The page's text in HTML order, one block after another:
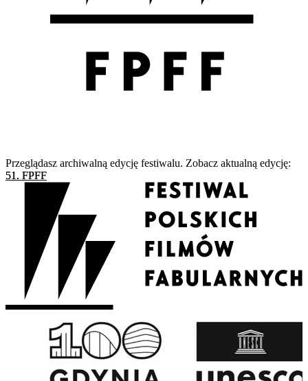
Przeglądasz archiwalną edycję festiwalu. Zobacz aktualną edycję:
51. FPFF